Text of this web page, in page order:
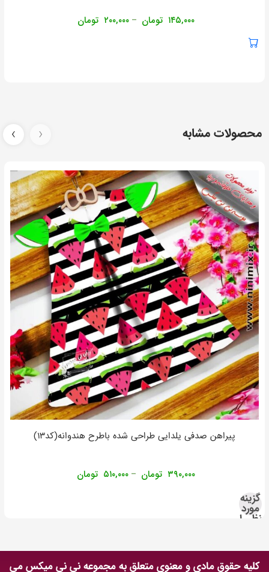
۱۴۵,۰۰۰ تومان – ۲۰۰,۰۰۰ تومان
محصولات مشابه
پیراهن صدفی یلدایی طراحی شده باطرح هندوانه(کد۱۳)
۳۹۰,۰۰۰ تومان – ۵۱۰,۰۰۰ تومان
گزینه
مورد
نظر را
‹
›
کلیه حقوق مادی و معنوی متعلق به مجموعه نی نی میکس می